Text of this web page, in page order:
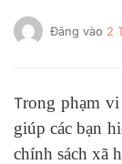
Đăng vào 2
Trong phạm
giúp các bạn
chính sách xã